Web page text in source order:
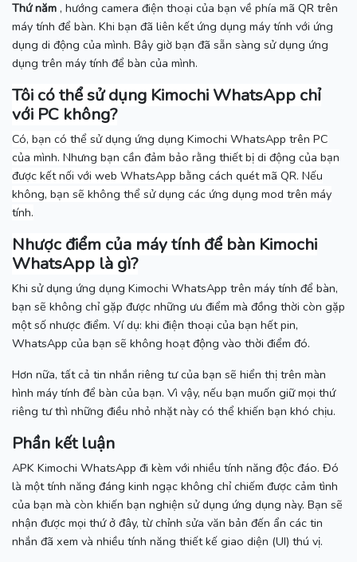
Thứ năm , hướng camera điện thoại của bạn về phía mã QR trên
máy tính để bàn. Khi bạn đã liên kết ứng dụng máy tính với ứng
dụng di động của mình. Bây giờ bạn đã sẵn sàng sử dụng ứng
dụng trên máy tính để bàn của mình.
Tôi có thể sử dụng Kimochi WhatsApp chỉ
với PC không?
Có, bạn có thể sử dụng ứng dụng Kimochi WhatsApp trên PC
của mình. Nhưng bạn cần đảm bảo rằng thiết bị di động của bạn
được kết nối với web WhatsApp bằng cách quét mã QR. Nếu
không, bạn sẽ không thể sử dụng các ứng dụng mod trên máy
tính.
Nhược điểm của máy tính để bàn Kimochi
WhatsApp là gì?
Khi sử dụng ứng dụng Kimochi WhatsApp trên máy tính để bàn,
bạn sẽ không chỉ gặp được những ưu điểm mà đồng thời còn gặp
một số nhược điểm. Ví dụ: khi điện thoại của bạn hết pin,
WhatsApp của bạn sẽ không hoạt động vào thời điểm đó.
Hơn nữa, tất cả tin nhắn riêng tư của bạn sẽ hiển thị trên màn
hình máy tính để bàn của bạn. Vì vậy, nếu bạn muốn giữ mọi thứ
riêng tư thì những điều nhỏ nhặt này có thể khiến bạn khó chịu.
Phần kết luận
APK Kimochi WhatsApp đi kèm với nhiều tính năng độc đáo. Đó
là một tính năng đáng kinh ngạc không chỉ chiếm được cảm tình
của bạn mà còn khiến bạn nghiện sử dụng ứng dụng này. Bạn sẽ
nhận được mọi thứ ở đây, từ chỉnh sửa văn bản đến ẩn các tin
nhắn đã xem và nhiều tính năng thiết kế giao diện (UI) thú vị.